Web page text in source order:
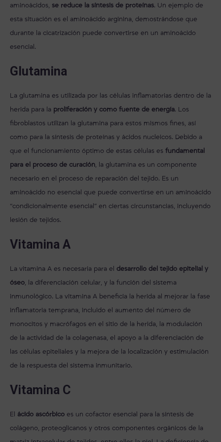
aminoácidos, se reduce la síntesis de proteínas. Un ejemplo de
esta situación es el aminoácido arginina, demostrándose que
durante la cicatrización puede convertirse en un aminoácido
esencial.
Glutamina
La glutamina es utilizada por las células inflamatorias dentro de la
herida para la proliferación y como fuente de energía. Los
fibroblastos utilizan la glutamina para estos mismos fines, así
como para la síntesis de proteínas y ácidos nucleicos. Debido a
que el funcionamiento óptimo de estas células es fundamental
para el proceso de curación, la glutamina es un componente
necesario en el proceso de reparación del tejido. Es un
aminoácido no esencial que puede convertirse en un aminoácido
“condicionalmente esencial” en ciertas circunstancias, incluyendo
lesión de tejidos.
Vitamina A
La vitamina A es necesaria para el desarrollo del tejido epitelial y
óseo, la diferenciación celular, y la función del sistema
inmunológico. La vitamina A beneficia la herida al mejorar la fase
inflamatoria temprana, incluido el aumento del número de
monocitos y macrófagos en el sitio de la herida, la modulación
de la actividad de la colagenasa, el apoyo a la diferenciación de
las células epiteliales y la mejora de la localización y estimulación
de la respuesta del sistema inmunitario.
Vitamina C
El ácido ascórbico es un cofactor esencial para la síntesis de
colágeno, proteoglicanos y otros componentes orgánicos de la